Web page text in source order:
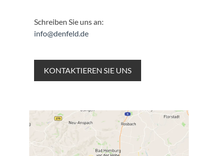
Schreiben Sie uns an:
info@denfeld.de
KONTAKTIEREN SIE UNS